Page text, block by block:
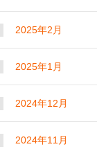
2025年2月
2025年1月
2024年12月
2024年11月